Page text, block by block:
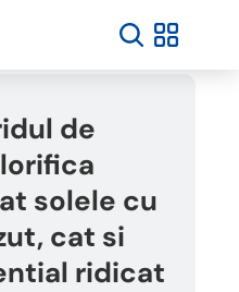
de
solele cu
cat si
ridicat